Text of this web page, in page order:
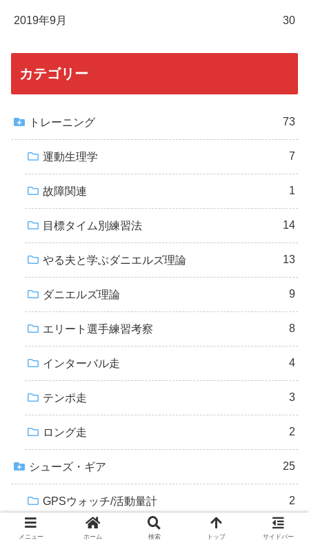
2019年9月 30
カテゴリー
トレーニング 73
運動生理学 7
故障関連 1
目標タイム別練習法 14
やる夫と学ぶダニエルズ理論 13
ダニエルズ理論 9
エリート選手練習考察 8
インターバル走 4
テンポ走 3
ロング走 2
シューズ・ギア 25
GPSウォッチ/活動量計 2
厚底シューズ 18
メニュー ホーム 検索 トップ サイドバー